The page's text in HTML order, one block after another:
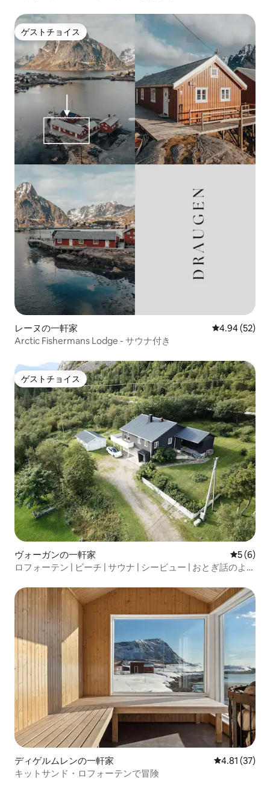
ゲストチョイス
ゲストチョイス
レーヌの一軒家 レビュー52
4.94 (52)
Arctic Fishermans Lodge - サウナ付き
ゲストチョイス
ゲストチョイス
ヴォーガンの一軒家 レビュー
5 (6)
ロフォーテン | ビーチ | サウナ | シービュー | おとぎ話のよう
ディゲルムレンの一軒家 レビュー37
4.81 (37)
キットサンド・ロフォーテンで冒険